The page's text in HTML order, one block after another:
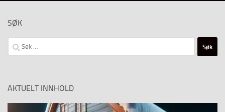
SØK
Søk
etter:
AKTUELT INNHOLD